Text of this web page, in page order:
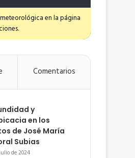
en la página
Comentarios
y
en los
de José María
Subias
de 2024